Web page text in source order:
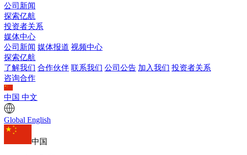
公司新闻
探索亿航
投资者关系
媒体中心
公司新闻 媒体报道 视频中心
探索亿航
了解我们 合作伙伴 联系我们 公司公告 加入我们 投资者关系
咨询合作
中国 中文
Global English
中国